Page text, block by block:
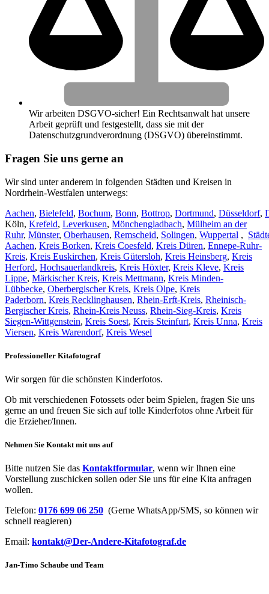
Wir arbeiten DSGVO-sicher! Ein Rechtsanwalt hat unsere
Arbeit geprüft und festgestellt, dass sie mit der
Datenschutzgrundverordnung (DSGVO) übereinstimmt.
Fragen Sie uns gerne an
Wir sind unter anderem in folgenden Städten und Kreisen in
Nordrhein-Westfalen unterwegs:
Aachen, Bielefeld, Bochum, Bonn, Bottrop, Dortmund, Düsseldorf,
Köln, Krefeld, Leverkusen, Mönchengladbach, Mülheim an der
Ruhr, Münster, Oberhausen, Remscheid, Solingen, Wuppertal ,
Aachen, Kreis Borken, Kreis Coesfeld, Kreis Düren, Ennepe-Ruhr-
Kreis, Kreis Euskirchen, Kreis Gütersloh, Kreis Heinsberg, Kreis
Herford, Hochsauerlandkreis, Kreis Höxter, Kreis Kleve, Kreis
Lippe, Märkischer Kreis, Kreis Mettmann, Kreis Minden-
Lübbecke, Oberbergischer Kreis, Kreis Olpe, Kreis
Paderborn, Kreis Recklinghausen, Rhein-Erft-Kreis, Rheinisch-
Bergischer Kreis, Rhein-Kreis Neuss, Rhein-Sieg-Kreis, Kreis
Siegen-Wittgenstein, Kreis Soest, Kreis Steinfurt, Kreis Unna, Kreis
Viersen, Kreis Warendorf, Kreis Wesel
Professioneller Kitafotograf​
Wir sorgen für die schönsten Kinderfotos.
Ob mit verschiedenen Fotossets oder beim Spielen, fragen Sie uns
gerne an und freuen Sie sich auf tolle Kinderfotos ohne Arbeit für
die Erzieher/Innen.
Nehmen Sie Kontakt mit uns auf​
Bitte nutzen Sie das Kontaktformular, wenn wir Ihnen eine
Vorstellung zuschicken sollen oder Sie uns für eine Kita anfragen
wollen.
Telefon: 0176 699 06 250 (Gerne WhatsApp/SMS, so können wir
schnell reagieren)
Email: kontakt@Der-Andere-Kitafotograf.de
Jan-Timo Schaube und Team